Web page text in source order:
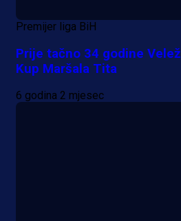
Premijer liga BiH
Prije tačno 34 godine
Kup Maršala Tita
6 godina 2 mjesec